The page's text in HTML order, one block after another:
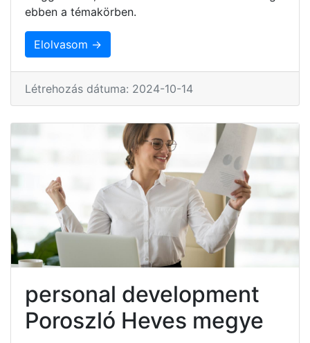
ebben a témakörben.
Elolvasom →
Létrehozás dátuma: 2024-10-14
personal development
Poroszló Heves megye